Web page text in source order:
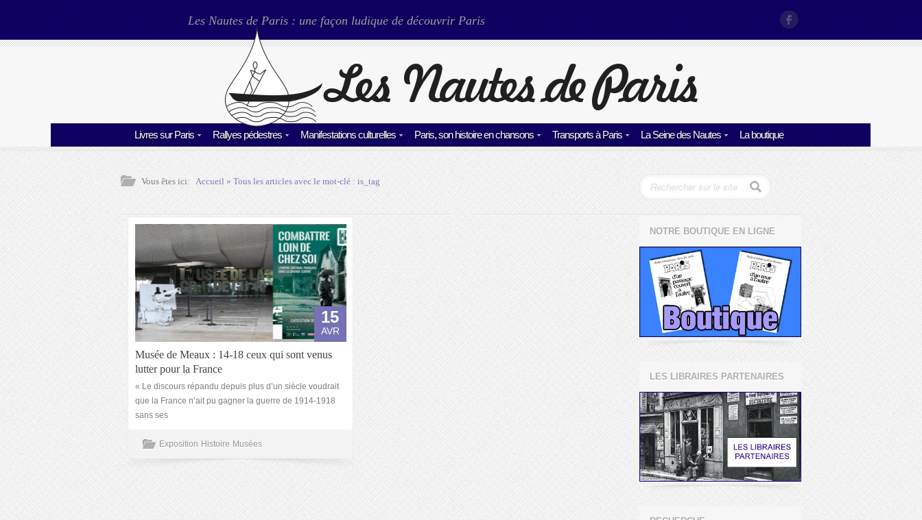
Les Nautes de Paris : une façon ludique de découvrir Paris
Livres sur Paris Rallyes pédestres Manifestations culturelles Paris, son histoire en chansons Transports à Paris La Seine des Nautes La boutique
Vous êtes ici: Accueil» Tous les articles avec le mot-clé :is_tag
15
AVR
Musée de Meaux : 14-18 ceux qui sont venus
lutter pour la France
« Le discours répandu depuis plus d’un siècle voudrait
que la France n’ait pu gagner la guerre de 1914-1918
sans ses
Exposition Histoire Musées
NOTRE BOUTIQUE EN LIGNE
LES LIBRAIRES PARTENAIRES